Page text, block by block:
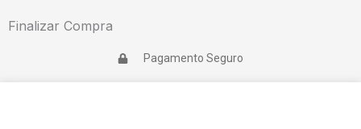
Finalizar Compra
Pagamento Seguro